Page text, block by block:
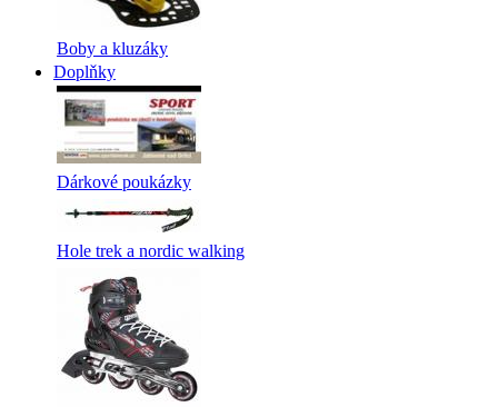
Boby a kluzáky
Doplňky
Dárkové poukázky
Hole trek a nordic walking